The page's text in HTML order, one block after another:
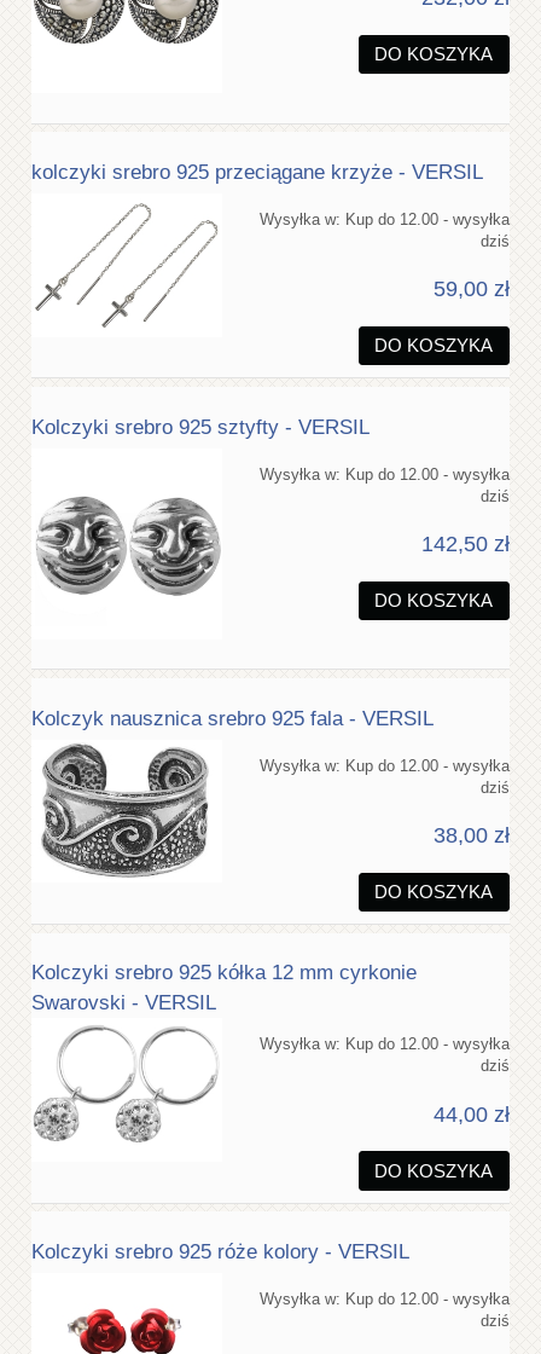
DO KOSZYKA
kolczyki srebro 925 przeciągane krzyże - VERSIL
Wysyłka w: Kup do 12.00 - wysyłka
dziś
59,00 zł
DO KOSZYKA
Kolczyki srebro 925 sztyfty - VERSIL
Wysyłka w: Kup do 12.00 - wysyłka
dziś
142,50 zł
DO KOSZYKA
Kolczyk nausznica srebro 925 fala - VERSIL
Wysyłka w: Kup do 12.00 - wysyłka
dziś
38,00 zł
DO KOSZYKA
Kolczyki srebro 925 kółka 12 mm cyrkonie
Swarovski - VERSIL
Wysyłka w: Kup do 12.00 - wysyłka
dziś
44,00 zł
DO KOSZYKA
Kolczyki srebro 925 róże kolory - VERSIL
Wysyłka w: Kup do 12.00 - wysyłka
dziś